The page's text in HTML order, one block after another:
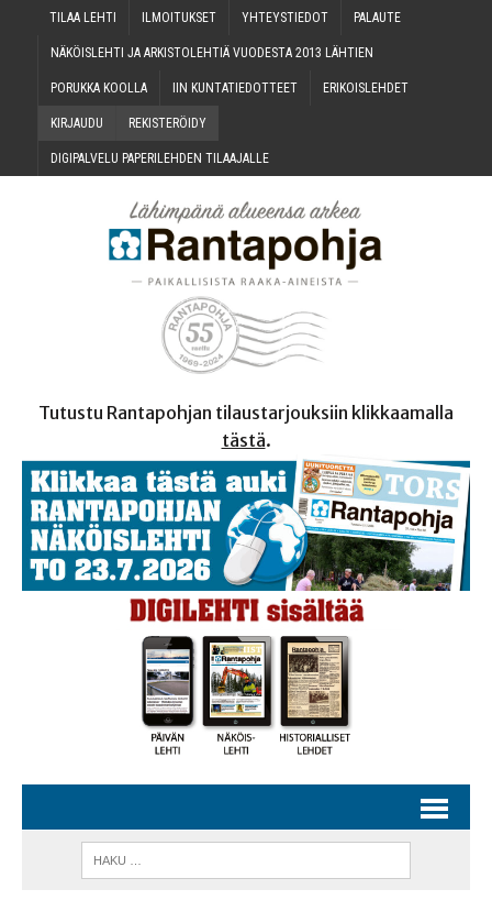
TILAA LEH­TI ILMOI­TUK­SET YHTEYS­TIE­DOT PALAU­TE
NÄKÖIS­LEH­TI JA ARKIS­TO­LEH­TIÄ VUO­DES­TA 2013 LÄHTIEN
PORUK­KA KOOLLA IIN KUN­TA­TIE­DOT­TEET ERI­KOIS­LEH­DET
KIR­JAU­DU REKIS­TE­RÖI­DY
DIGI­PAL­VE­LU PAPE­RI­LEH­DEN TILAAJALLE
Tutustu Rantapohjan tilaustarjouksiin klikkaamalla
tästä.